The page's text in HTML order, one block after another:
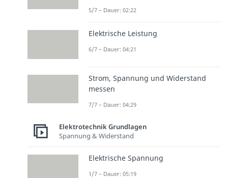
5/7 – Dauer: 02:22
Elektrische Leistung
6/7 – Dauer: 04:21
Strom, Spannung und Widerstand
messen
7/7 – Dauer: 04:29
Elektrotechnik Grundlagen
Spannung & Widerstand
Elektrische Spannung
1/7 – Dauer: 05:19